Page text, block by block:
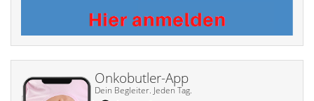
Onkobutler-App
Dein Begleiter. Jeden Tag.